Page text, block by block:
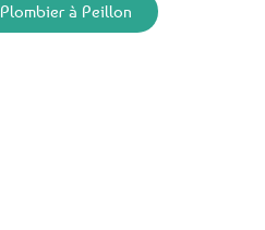
Plombier à Peillon